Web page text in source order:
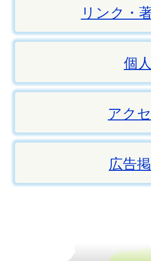
リンク・
個
アク
広告